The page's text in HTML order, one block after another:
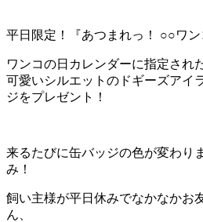
平日限定！『あつまれっ！ ○○ワン
ワンコの日カレンダーに指定され
可愛いシルエットのドギーズアイ
ジをプレゼント！
来るたびに缶バッジの色が変わり
み！
飼い主様が平日休みでなかなかお
ん、